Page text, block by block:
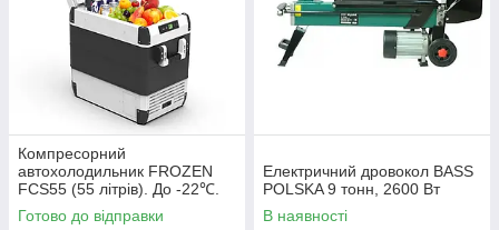
Компресорний
автохолодильник FROZEN
FCS55 (55 літрів). До -22℃.
Живлення 12, 24, 220 вольт
Готово до відправки
Електричний дровокол BASS
POLSKA 9 тонн, 2600 Вт
В наявності